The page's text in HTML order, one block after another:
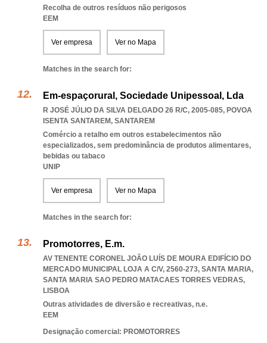
Recolha de outros resíduos não perigosos
EEM
Ver empresa Ver no Mapa
Matches in the search for:
Em-espaçorural, Sociedade Unipessoal, Lda
R JOSÉ JÚLIO DA SILVA DELGADO 26 R/C, 2005-085, POVOA
ISENTA SANTAREM, SANTAREM
Comércio a retalho em outros estabelecimentos não
especializados, sem predominância de produtos alimentares,
bebidas ou tabaco
UNIP
Ver empresa Ver no Mapa
Matches in the search for:
Promotorres, E.m.
AV TENENTE CORONEL JOÃO LUÍS DE MOURA EDIFÍCIO DO
MERCADO MUNICIPAL LOJA A C/V, 2560-273, SANTA MARIA,
SANTA MARIA SAO PEDRO MATACAES TORRES VEDRAS,
LISBOA
Outras atividades de diversão e recreativas, n.e.
EEM
Designação comercial: PROMOTORRES